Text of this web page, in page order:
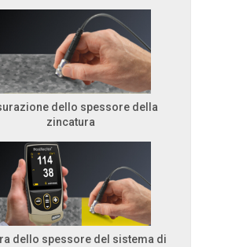
dello spessore della
zincatura
dello spessore del sistema di